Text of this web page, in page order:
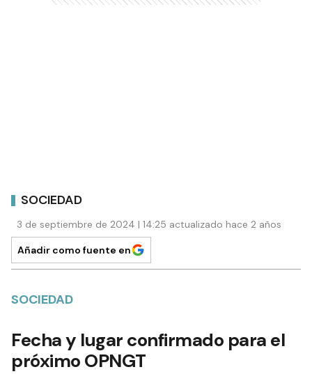
SOCIEDAD
3 de septiembre de 2024 | 14:25 actualizado hace 2 años
Añadir como fuente en
SOCIEDAD
Fecha y lugar confirmado para el
próximo OPNGT